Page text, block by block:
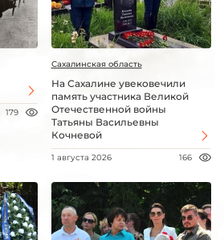
179
Сахалинская область
На Сахалине увековечили
память участника Великой
Отечественной войны
Татьяны Васильевны
Кочневой
1 августа 2026 166